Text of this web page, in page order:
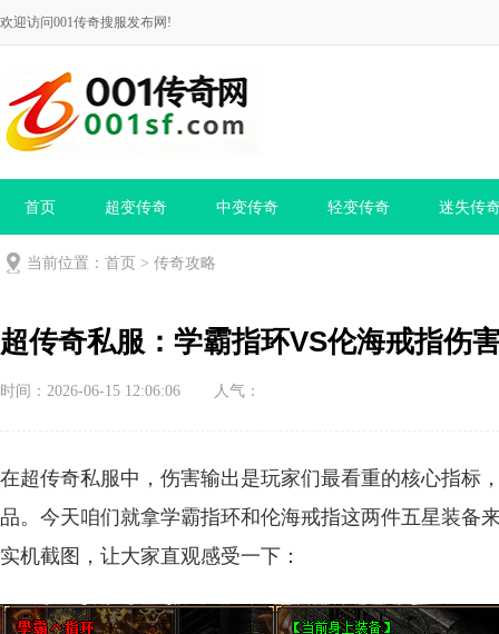
欢迎访问001传奇搜服发布网!
首页 超变传奇 中变传奇 轻变传奇 迷失传
当前位置： 首页 > 传奇攻略
超传奇私服：学霸指环VS伦海戒指伤
时间：2026-06-15 12:06:06 人气：
在超传奇私服中，伤害输出是玩家们最看重的核心指标
品。今天咱们就拿学霸指环和伦海戒指这两件五星装备
实机截图，让大家直观感受一下：